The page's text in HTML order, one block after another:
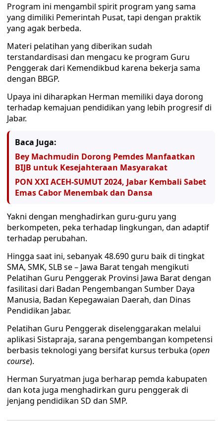
Program ini mengambil spirit program yang sama
yang dimiliki Pemerintah Pusat, tapi dengan praktik
yang agak berbeda.
Materi pelatihan yang diberikan sudah
terstandardisasi dan mengacu ke program Guru
Penggerak dari Kemendikbud karena bekerja sama
dengan BBGP.
Upaya ini diharapkan Herman memiliki daya dorong
terhadap kemajuan pendidikan yang lebih progresif di
Jabar.
Baca Juga:
Bey Machmudin Dorong Pemdes Manfaatkan
BIJB untuk Kesejahteraan Masyarakat
PON XXI ACEH-SUMUT 2024, Jabar Kembali Sabet
Emas Cabor Menembak dan Dansa
Yakni dengan menghadirkan guru-guru yang
berkompeten, peka terhadap lingkungan, dan adaptif
terhadap perubahan.
Hingga saat ini, sebanyak 48.690 guru baik di tingkat
SMA, SMK, SLB se – Jawa Barat tengah mengikuti
Pelatihan Guru Penggerak Provinsi Jawa Barat dengan
fasilitasi dari Badan Pengembangan Sumber Daya
Manusia, Badan Kepegawaian Daerah, dan Dinas
Pendidikan Jabar.
Pelatihan Guru Penggerak diselenggarakan melalui
aplikasi Sistapraja, sarana pengembangan kompetensi
berbasis teknologi yang bersifat kursus terbuka (open
course).
Herman Suryatman juga berharap pemda kabupaten
dan kota juga menghadirkan guru penggerak di
jenjang pendidikan SD dan SMP.